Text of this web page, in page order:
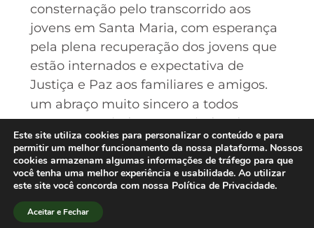
consternação pelo transcorrido aos
jovens em Santa Maria, com esperança
pela plena recuperação dos jovens que
estão internados e expectativa de
Justiça e Paz aos familiares e amigos.
um abraço muito sincero a todos
nossos associados e associadas do RS e
região Sul do Brasil.
Brasília, 31 de janeiro de 2013.
Dione Oliveira Moura
Presidenta da SBPJor
c
Este site utiliza cookies para personalizar o conteúdo e para
permitir um melhor funcionamento da nossa plataforma. Nossos
cookies armazenam algumas informações de tráfego para que
você tenha uma melhor experiência e usabilidade. Ao utilizar
este site você concorda com nossa Política de Privacidade.
Aceitar e Fechar